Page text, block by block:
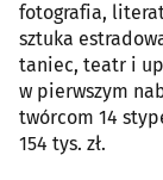
fotografia,
sztuka
taniec, teatr i
w pierwszym
twórcom 14
154 tys. zł.